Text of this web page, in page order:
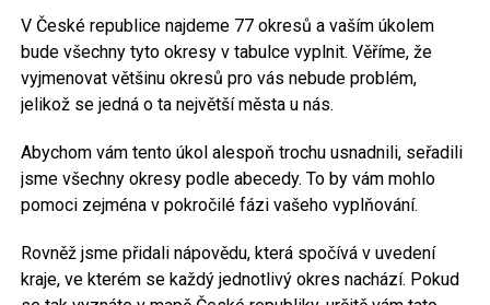
V České republice najdeme 77 okresů a vaším úkolem
bude všechny tyto okresy v tabulce vyplnit. Věříme, že
vyjmenovat většinu okresů pro vás nebude problém,
jelikož se jedná o ta největší města u nás.
Abychom vám tento úkol alespoň trochu usnadnili, seřadili
jsme všechny okresy podle abecedy. To by vám mohlo
pomoci zejména v pokročilé fázi vašeho vyplňování.
Rovněž jsme přidali nápovědu, která spočívá v uvedení
kraje, ve kterém se každý jednotlivý okres nachází. Pokud